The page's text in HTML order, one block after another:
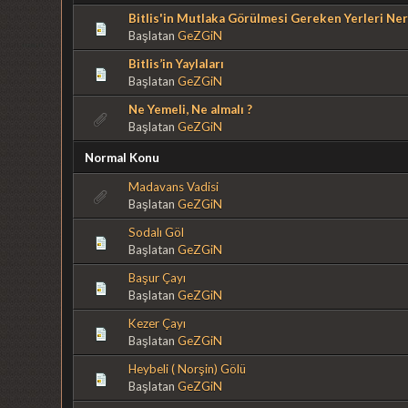
Bitlis'in Mutlaka Görülmesi Gereken Yerleri
BaşlatanGeZGiN
Bitlis’in Yaylaları
BaşlatanGeZGiN
Ne Yemeli, Ne almalı ?
BaşlatanGeZGiN
Normal Konu
Madavans Vadisi
BaşlatanGeZGiN
Sodalı Göl
BaşlatanGeZGiN
Başur Çayı
BaşlatanGeZGiN
Kezer Çayı
BaşlatanGeZGiN
Heybeli ( Norşin) Gölü
BaşlatanGeZGiN